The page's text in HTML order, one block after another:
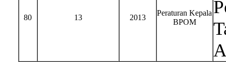
80 13 2013
Peraturan Kepala
BPOM